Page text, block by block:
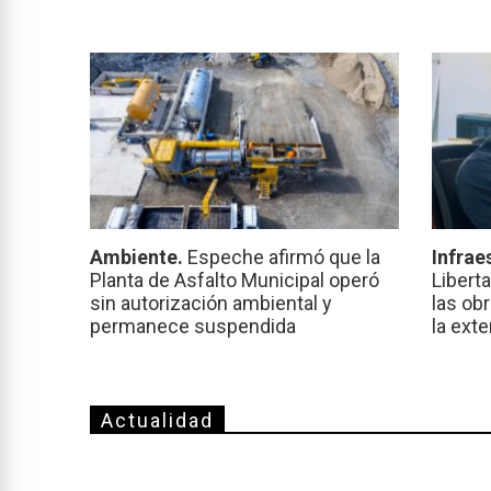
Ambiente. Espeche afirmó que la
Planta de Asfalto Municipal operó
sin autorización ambiental y
permanece suspendida
las
la
Actualidad